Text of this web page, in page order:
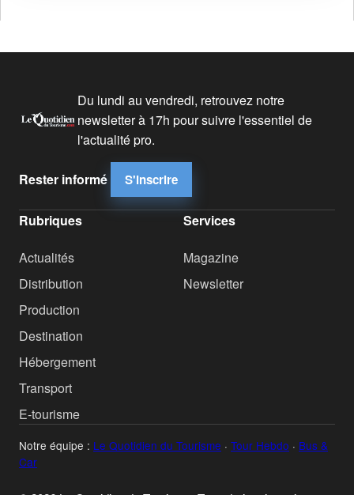
Du lundi au vendredi, retrouvez notre
newsletter à 17h pour suivre l'essentiel de
l'actualité pro.
Rester informé S'inscrire
Rubriques
Actualités
Distribution
Production
Destination
Hébergement
Transport
E-tourisme
Services
Magazine
Newsletter
Notre équipe : Le Quotidien du Tourisme · Tour Hebdo · Bus &
Car